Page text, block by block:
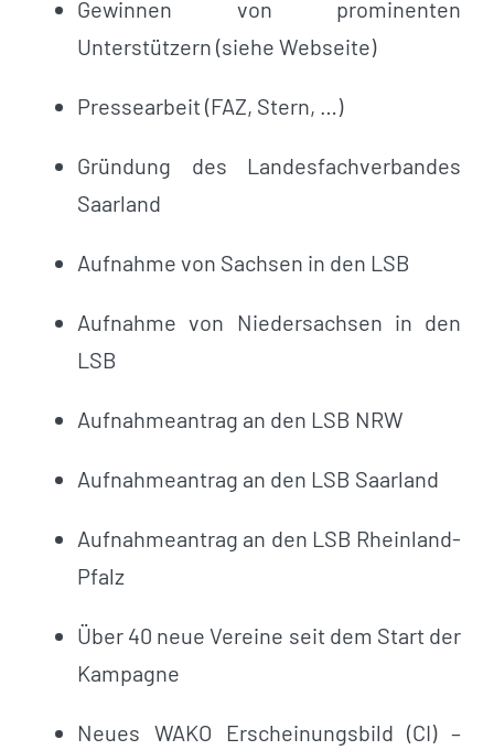
Gewinnen von prominenten
Unterstützern (siehe Webseite)
Pressearbeit (FAZ, Stern, …)
Gründung des Landesfachverbandes
Saarland
Aufnahme von Sachsen in den LSB
Aufnahme von Niedersachsen in den
LSB
Aufnahmeantrag an den LSB NRW
Aufnahmeantrag an den LSB Saarland
Aufnahmeantrag an den LSB Rheinland-
Pfalz
Über 40 neue Vereine seit dem Start der
Kampagne
Neues WAKO Erscheinungsbild (CI) –